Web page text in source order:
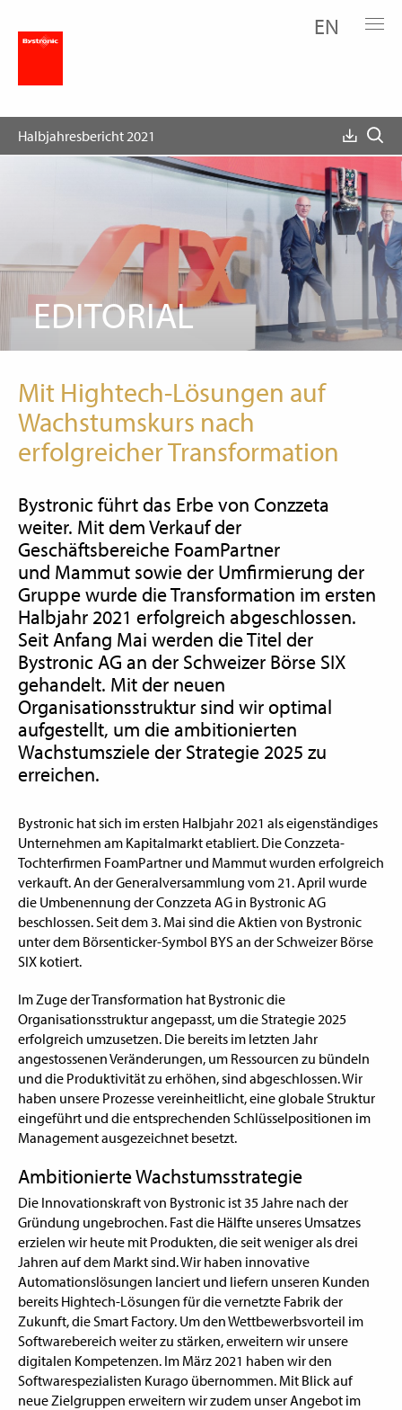
EN
Halbjahresbericht 2021
EDITORIAL
Mit Hightech-Lösungen auf
Wachstumskurs nach
erfolgreicher Transformation
Bystronic führt das Erbe von Conzzeta
weiter. Mit dem Verkauf der
Geschäftsbereiche FoamPartner
und Mammut sowie der Umfirmierung der
Gruppe wurde die Transformation im ersten
Halbjahr 2021 erfolgreich abgeschlossen.
Seit Anfang Mai werden die Titel der
Bystronic AG an der Schweizer Börse SIX
gehandelt. Mit der neuen
Organisationsstruktur sind wir optimal
aufgestellt, um die ambitionierten
Wachstumsziele der Strategie 2025 zu
erreichen.
Bystronic hat sich im ersten Halbjahr 2021 als eigenständiges
Unternehmen am Kapitalmarkt etabliert. Die Conzzeta-
Tochterfirmen FoamPartner und Mammut wurden erfolgreich
verkauft. An der Generalversammlung vom 21. April wurde
die Umbenennung der Conzzeta AG in Bystronic AG
beschlossen. Seit dem 3. Mai sind die Aktien von Bystronic
unter dem Börsenticker-Symbol BYS an der Schweizer Börse
SIX kotiert.
Im Zuge der Transformation hat Bystronic die
Organisationsstruktur angepasst, um die Strategie 2025
erfolgreich umzusetzen. Die bereits im letzten Jahr
angestossenen Veränderungen, um Ressourcen zu bündeln
und die Produktivität zu erhöhen, sind abgeschlossen. Wir
haben unsere Prozesse vereinheitlicht, eine globale Struktur
eingeführt und die entsprechenden Schlüsselpositionen im
Management ausgezeichnet besetzt.
Ambitionierte Wachstumsstrategie
Die Innovationskraft von Bystronic ist 35 Jahre nach der
Gründung ungebrochen. Fast die Hälfte unseres Umsatzes
erzielen wir heute mit Produkten, die seit weniger als drei
Jahren auf dem Markt sind. Wir haben innovative
Automationslösungen lanciert und liefern unseren Kunden
bereits Hightech-Lösungen für die vernetzte Fabrik der
Zukunft, die Smart Factory. Um den Wettbewerbsvorteil im
Softwarebereich weiter zu stärken, erweitern wir unsere
digitalen Kompetenzen. Im März 2021 haben wir den
Softwarespezialisten Kurago übernommen. Mit Blick auf
neue Zielgruppen erweitern wir zudem unser Angebot im